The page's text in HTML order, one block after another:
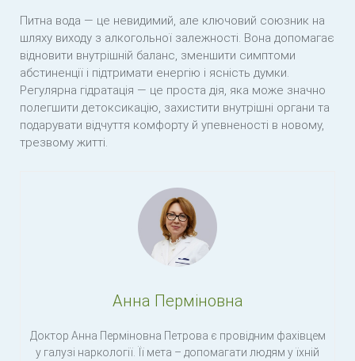
Питна вода — це невидимий, але ключовий союзник на
шляху виходу з алкогольної залежності. Вона допомагає
відновити внутрішній баланс, зменшити симптоми
абстиненції і підтримати енергію і ясність думки.
Регулярна гідратація — це проста дія, яка може значно
полегшити детоксикацію, захистити внутрішні органи та
подарувати відчуття комфорту й упевненості в новому,
трезвому житті.
Анна Перміновна
Доктор Анна Перміновна Петрова є провідним фахівцем
у галузі наркології. Її мета – допомагати людям у їхній